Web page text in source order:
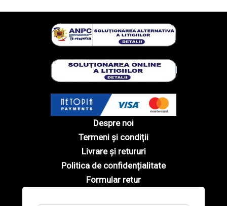
Despre noi
Termeni și condiții
Livrare și retururi
Politica de confidențialitate
Formular retur